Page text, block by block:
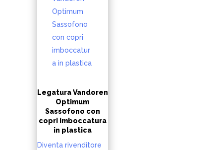
Legatura Vandoren
Optimum
Sassofono con
copri imboccatura
in plastica
Diventa rivenditore